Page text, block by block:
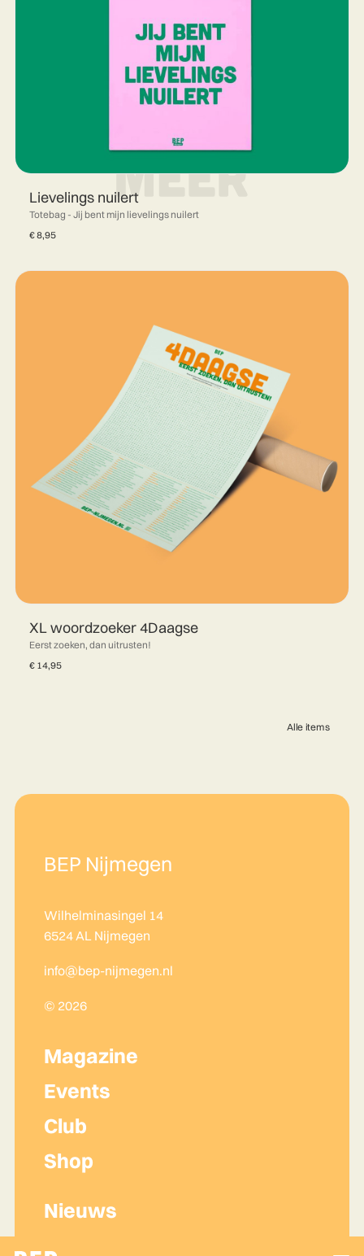
Lievelings nuilert
Totebag - Jij bent mijn lievelings nuilert
€8,95
XL woordzoeker 4Daagse
Eerst zoeken, dan uitrusten!
€ 14,95
Alle items
BEP Nijmegen
Wilhelminasingel 14
6524 AL Nijmegen
info@bep-nijmegen.nl
© 2026
Magazine
Events
Club
Shop
Nieuws
Lidmaatschap